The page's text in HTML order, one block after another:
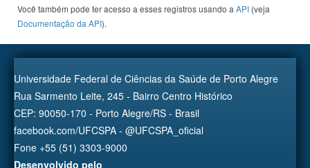
Você também pode ter acesso a esses registros usando a API (veja
Documentação da API).
Universidade Federal de Ciências da Saúde de Porto Alegre
Rua Sarmento Leite, 245 - Bairro Centro Histórico
CEP: 90050-170 - Porto Alegre/RS - Brasil
facebook.com/UFCSPA - @UFCSPA_oficial
Fone +55 (51) 3303-9000
Desenvolvido pelo